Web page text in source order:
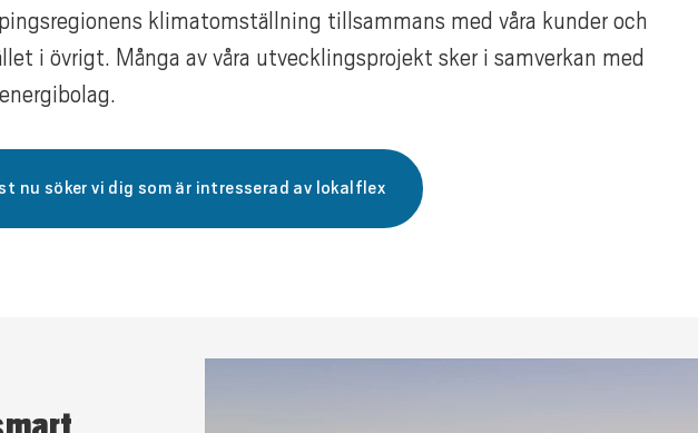
klimatomställning tillsammans med våra kunder och
i övrigt. Många av våra utvecklingsprojekt sker i samverkan med
nu söker vi dig som är intresserad av lokalflex